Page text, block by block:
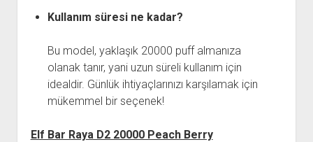
Kullanım süresi ne kadar?
Bu model, yaklaşık 20000 puff almanıza
olanak tanır, yani uzun süreli kullanım için
idealdir. Günlük ihtiyaçlarınızı karşılamak için
mükemmel bir seçenek!
Elf Bar Raya D2 20000 Peach Berry